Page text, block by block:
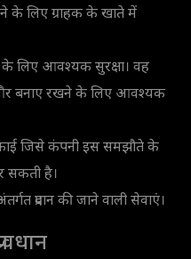
के लिए ग्राहक के खाते में
लिए आवश्यक सुरक्षा। वह
बनाए रखने के लिए आवश्यक
जिसे कंपनी इस समझौते के
सकती है।
प्रदान की जाने वाली सेवाएं।